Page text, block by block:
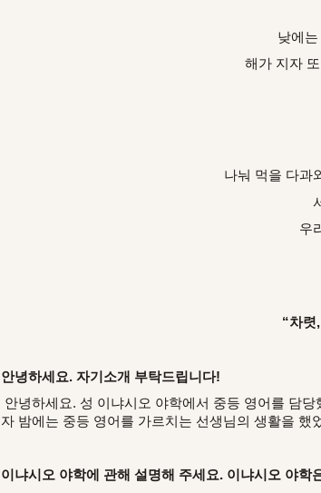
낮에
해가 지자
나눠 먹을 다과
우
“차렷
안녕하세요. 자기소개 부탁드립니다!
안녕하세요. 성 이냐시오 야학에서 중등 영어를 담
자 밤에는 중등 영어를 가르치는 선생님의 생활을 했
이냐시오 야학에 관해 설명해 주세요. 이냐시오 야학